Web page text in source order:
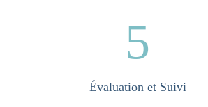
5
Évaluation et Suivi